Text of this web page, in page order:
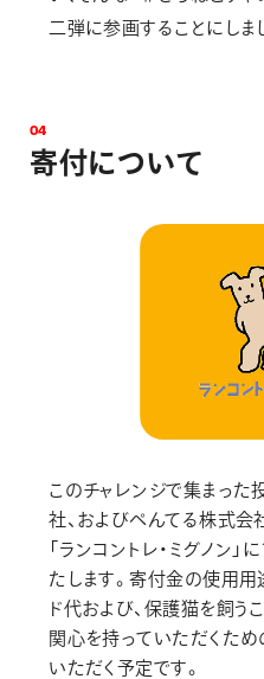
二弾に参画することにしま
04
寄付について
このチャレンジで集まった
社、およびぺんてる株式
「ランコントレ・ミグノン
たします。寄付金の使用用
ド代および、保護猫を飼う
関心を持っていただくた
いただく予定です。